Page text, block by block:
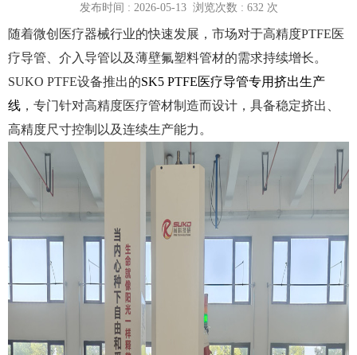
发布时间 : 2026-05-13 浏览次数 : 632 次
随着微创医疗器械行业的快速发展，市场对于高精度PTFE医
疗导管、介入导管以及薄壁氟塑料管材的需求持续增长。
SUKO PTFE设备推出的SK5 PTFE医疗导管专用挤出生产
线 ，专门针对高精度医疗管材制造而设计，具备稳定挤出、
高精度尺寸控制以及连续生产能力。